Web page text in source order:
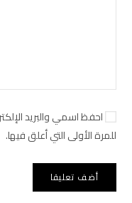
احفظ اسمي والبريد
للمرة الأولى التي أعلق فيها.